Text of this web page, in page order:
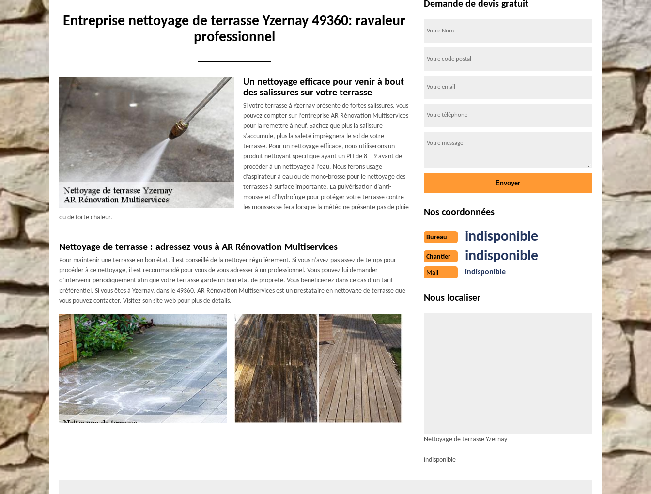
Entreprise nettoyage de terrasse Yzernay 49360: ravaleur
professionnel
Un nettoyage efficace pour venir à bout
des salissures sur votre terrasse
Si votre terrasse à Yzernay présente de fortes salissures, vous
pouvez compter sur l’entreprise AR Rénovation Multiservices
pour la remettre à neuf. Sachez que plus la salissure
s’accumule, plus la saleté imprègnera le sol de votre
terrasse. Pour un nettoyage efficace, nous utiliserons un
produit nettoyant spécifique ayant un PH de 8 – 9 avant de
procéder à un nettoyage à l’eau. Nous ferons usage
d’aspirateur à eau ou de mono-brosse pour le nettoyage des
terrasses à surface importante. La pulvérisation d’anti-
mousse et d’hydrofuge pour protéger votre terrasse contre
les mousses se fera lorsque la météo ne présente pas de pluie
ou de forte chaleur.
Nettoyage de terrasse : adressez-vous à AR Rénovation Multiservices
Pour maintenir une terrasse en bon état, il est conseillé de la nettoyer régulièrement. Si vous n’avez pas assez de temps pour
procéder à ce nettoyage, il est recommandé pour vous de vous adresser à un professionnel. Vous pouvez lui demander
d’intervenir périodiquement afin que votre terrasse garde un bon état de propreté. Vous bénéficierez dans ce cas d’un tarif
préférentiel. Si vous êtes à Yzernay, dans le 49360, AR Rénovation Multiservices est un prestataire en nettoyage de terrasse que
vous pouvez contacter. Visitez son site web pour plus de détails.
Demande de devis gratuit
Nos coordonnées
Bureau indisponible
Chantier indisponible
Mail indisponible
Nous localiser
Nettoyage de terrasse Yzernay
indisponible